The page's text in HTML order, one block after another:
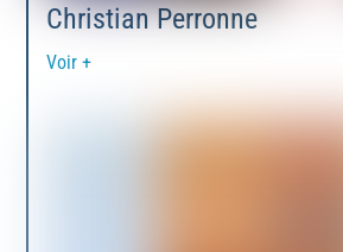
Christian Perronne
Voir +